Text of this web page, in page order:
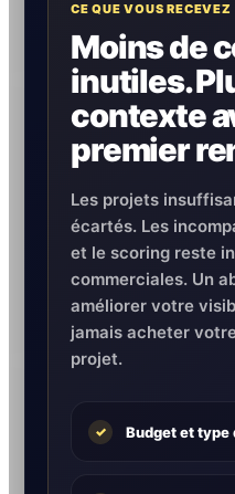
CE QUE VOUS RECEVEZ
Moins de
inutiles.
contexte
premier
Les projets
écartés. Les
et le scoring reste
commerciales. Un
améliorer votre
jamais acheter
projet.
✓ Budget et